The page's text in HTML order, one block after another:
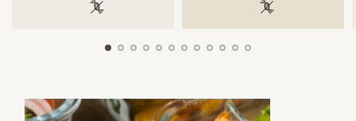
100 % gentechnikfrei 100 %